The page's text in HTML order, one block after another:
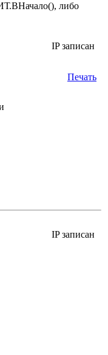
либо
IP записан
Печать
IP записан